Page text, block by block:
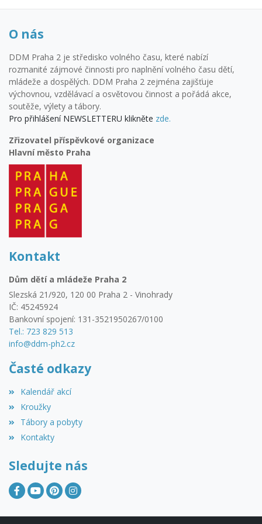
O nás
DDM Praha 2 je středisko volného času, které nabízí
rozmanité zájmové činnosti pro naplnění volného času dětí,
mládeže a dospělých. DDM Praha 2 zejména zajišťuje
výchovnou, vzdělávací a osvětovou činnost a pořádá akce,
soutěže, výlety a tábory.
Pro přihlášení NEWSLETTERU klikněte zde.
Zřizovatel příspěvkové organizace
Hlavní město Praha
Kontakt
Dům dětí a mládeže Praha 2
Slezská 21/920, 120 00 Praha 2 - Vinohrady
IČ: 45245924
Bankovní spojení: 131-3521950267/0100
Tel.: 723 829 513
info@ddm-ph2.cz
Časté odkazy
Kalendář akcí
Kroužky
Tábory a pobyty
Kontakty
Sledujte nás